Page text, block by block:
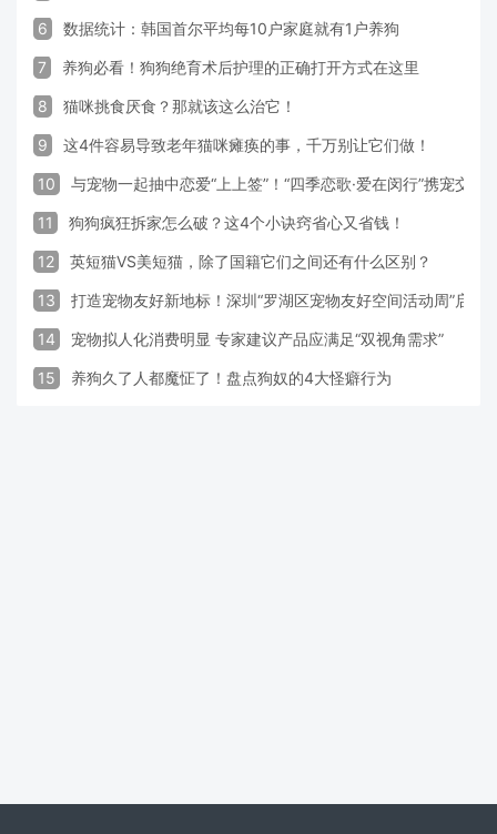
6 数据统计：韩国首尔平均每10户家庭就有1户养狗
7 养狗必看！狗狗绝育术后护理的正确打开方式在这里
8 猫咪挑食厌食？那就该这么治它！
9 这4件容易导致老年猫咪瘫痪的事，千万别让它们做！
10 与宠物一起抽中恋爱“上上签”！“四季恋歌·爱在闵行”携宠交友
11 狗狗疯狂拆家怎么破？这4个小诀窍省心又省钱！
12 英短猫VS美短猫，除了国籍它们之间还有什么区别？
13 打造宠物友好新地标！深圳“罗湖区宠物友好空间活动周”启动
14 宠物拟人化消费明显 专家建议产品应满足“双视角需求”
15 养狗久了人都魔怔了！盘点狗奴的4大怪癖行为